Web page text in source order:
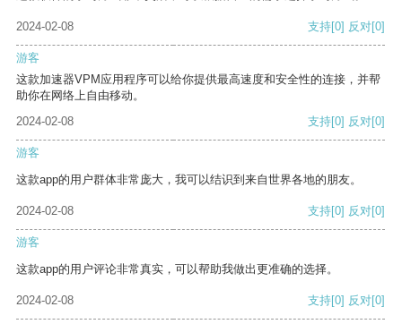
2024-02-08 支持[0] 反对[0]
游客
这款加速器VPM应用程序可以给你提供最高速度和安全性的连接，并帮
助你在网络上自由移动。
2024-02-08
支持[0] 反对[0]
游客
这款app的用户群体非常庞大，我可以结识到来自世界各地的朋友。
2024-02-08 支持[0] 反对[0]
游客
这款app的用户评论非常真实，可以帮助我做出更准确的选择。
2024-02-08 支持[0] 反对[0]